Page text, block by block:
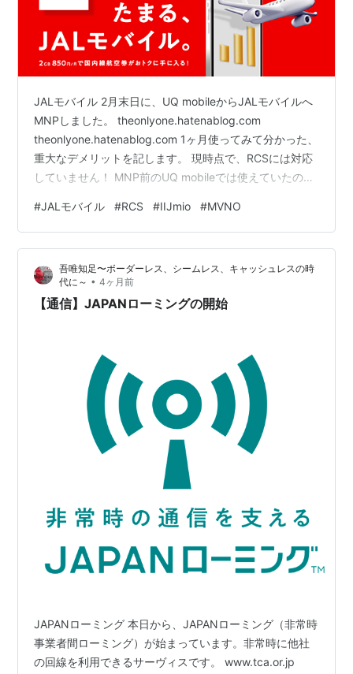
JALモバイル 2月末日に、UQ mobileからJALモバイルへ
MNPしました。 theonlyone.hatenablog.com
theonlyone.hatenablog.com 1ヶ月使ってみて分かった、
重大なデメリットを記します。 現時点で、RCSには対応
していません！ MNP前のUQ mobileでは使えていたの
ザー、あるいはiPhoneユーザーでAndroidユーザーとやり
取りしたい方は要注意です。もう少し待ったほうがいい
かもしれませんよ。 私のiPhoneでは、RCSメッセージの
スイッチをオンにできるものの、…
#JALモバイル #RCS #IIJmio #MVNO
吾唯知足〜ボーダーレス、シームレス、キャッシュレスの時
代に～ • 4ヶ月前
【通信】JAPANローミングの開始
JAPANローミング 本日から、JAPANローミング（非常時
事業者間ローミング）が始まっています。非常時に他社
の回線を利用できるサーヴィスです。 www.tca.or.jp